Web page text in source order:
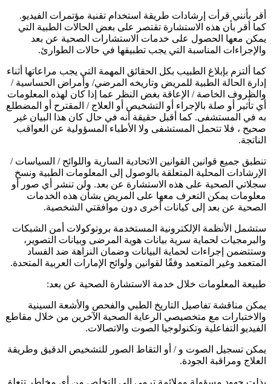
أقر بأنني قرأت إرشادات طريقة استخدام تقنية مؤتمرات الفيديو.
كما أقر بأن هذه الاستشارة تقتصر على بعض الحالات الطبية التي
يمكن معها الحصول على خدمات الاستشارات الصحية عن بعد
والإجراءات المناسبة التي يجب تطبيقها في حالات الطوارئ.
كما ألتزم بإبلاغ الطبيب بكل الحقائق المهمة التي يجب مراعاتها أثناء
إدارة الحالة الطبية للمريض وتاريخه المرضي/ وأمراض الحساسية /
والظروف الخاصة / الإعاقة بغض النظر عما إذا كان لهذه المعلومات
أي تأثير أو صلة بالإجراء أو التشخيص أو العلاج / المقترح أو المضطلع
به في المستشفى. كما أقبل حقيقة أنه في حال كان هذا البيان غير
صحيح ، فلا تتحمل المستشفى ولا الأطباء المسؤولية عن العواقب
الناتجة.
تنطبق جميع قوانين القوانين الاتحادية السارية واللوائح / السياسات /
الإرشادات المحلية المتعلقة بالوصول إلى المعلومات الطبية ونسخ
سجلاتي الصحية على هذه الاستشارة عن بعد. ولن تنشر أي صور أو
معلومات يمكن التعرف معها على المريض بشأن هذه الخدمات
الصحية عن بعد إلى كيانات أخرى دون موافقتي الشخصية.
ستشمل الأنظمة الإلكترونية المستخدمة بروتوكولات أمن الشبكات
والبرمجيات لحماية سرية بيانات هوية المرضى وبيانات التصوير،
وستتضمن إجراءات لحماية البيانات وضمان النزاهة ضد الفساد
المتعمد وغير المتعمد وفقًا لقوانين ولوائح الإمارات العربية المتحدة.
طبيعة المعلومات خلال خدمة الاستشارة الصحية عن بعد:
يمكن مناقشة تفاصيل التاريخ الطبي والفحص والأشعة السينية
والاختبارات مع متخصيصي الرعاية الصحية الآخرين من خلال مقاطع
الفيديو التفاعلية وتكنولوجيا الصوت والاتصالات.
يمكن تسجيل الصوت و / أو التقاط الصور للتشخيص الدقيق وطريقة
العلاج ومراقبة الجودة.
بذلت جهود مسؤولة وملائمة ترمي إلى التخلص من أي مخاطر تتعلق